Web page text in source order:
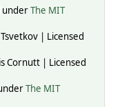
underThe MIT
| Licensed
Cornutt | Licensed
The MIT